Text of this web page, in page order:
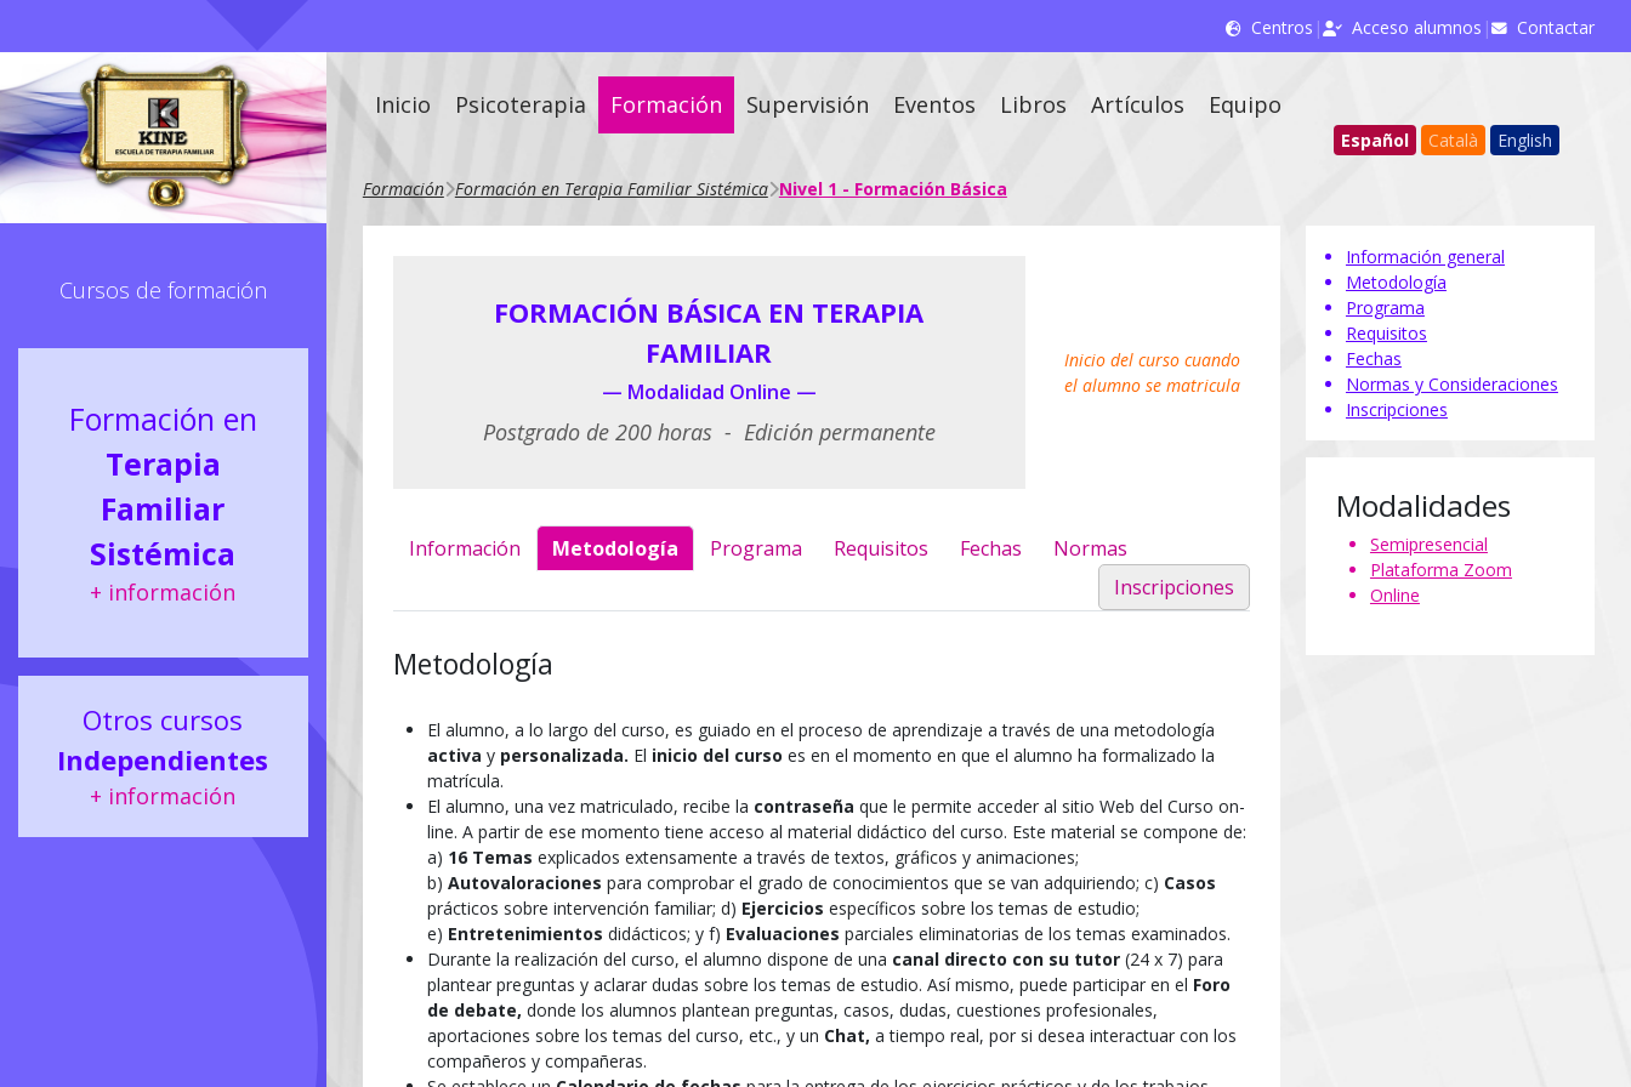
Centros | Acceso alumnos | Contactar
Cursos de formación
Formación en
Terapia
Familiar
Sistémica
+ información
Otros cursos
Independientes
+ información
Español Català English
Inicio Psicoterapia Formación Supervisión Eventos Libros Artículos Equipo
Formación Formación en Terapia Familiar Sistémica Nivel 1 - Formación Básica
FORMACIÓN BÁSICA EN TERAPIA
FAMILIAR
— Modalidad Online —
Postgrado de 200 horas - Edición permanente
Inicio del curso cuando
el alumno se matricula
Información Metodología Programa Requisitos Fechas
Normas
Inscripciones
Metodología
El alumno, a lo largo del curso, es guiado en el proceso de aprendizaje a través de una metodología
activa y personalizada. El inicio del curso es en el momento en que el alumno ha formalizado la
matrícula.
El alumno, una vez matriculado, recibe la contraseña que le permite acceder al sitio Web del Curso on-
line. A partir de ese momento tiene acceso al material didáctico del curso. Este material se compone de:
a) 16 Temas explicados extensamente a través de textos, gráficos y animaciones;
b) Autovaloraciones para comprobar el grado de conocimientos que se van adquiriendo; c) Casos
prácticos sobre intervención familiar; d) Ejercicios específicos sobre los temas de estudio;
e) Entretenimientos didácticos; y f) Evaluaciones parciales eliminatorias de los temas examinados.
Durante la realización del curso, el alumno dispone de una canal directo con su tutor (24 x 7) para
plantear preguntas y aclarar dudas sobre los temas de estudio. Así mismo, puede participar en el Foro
de debate, donde los alumnos plantean preguntas, casos, dudas, cuestiones profesionales,
aportaciones sobre los temas del curso, etc., y un Chat, a tiempo real, por si desea interactuar con los
compañeros y compañeras.
Información general
Metodología
Programa
Requisitos
Fechas
Normas y Consideraciones
Inscripciones
Modalidades
Semipresencial
Plataforma Zoom
Online